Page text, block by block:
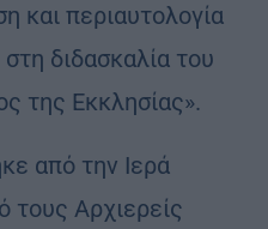
και περιαυτολογία
διδασκαλία του
της Εκκλησίας».
από την Ιερά
τους Αρχιερείς